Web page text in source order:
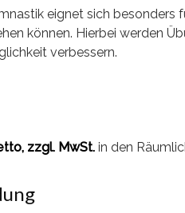
eignet sich besonders
können. Hierbei werden
verbessern.
zzgl. MwSt. in den